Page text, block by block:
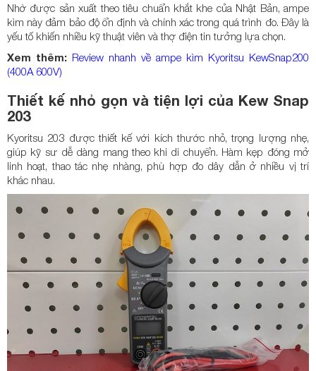
Nhờ được sản xuất theo tiêu chuẩn khắt khe của Nhật Bản, ampe
kìm này đảm bảo độ ổn định và chính xác trong quá trình đo. Đây là
yếu tố khiến nhiều kỹ thuật viên và thợ điện tin tưởng lựa chọn.
Xem thêm: Review nhanh về ampe kìm Kyoritsu KewSnap200
(400A 600V)
Thiết kế nhỏ gọn và tiện lợi của Kew Snap
203
Kyoritsu 203 được thiết kế với kích thước nhỏ, trọng lượng nhẹ,
giúp kỹ sư dễ dàng mang theo khi di chuyển. Hàm kẹp đóng mở
linh hoạt, thao tác nhẹ nhàng, phù hợp đo dây dẫn ở nhiều vị trí
khác nhau.